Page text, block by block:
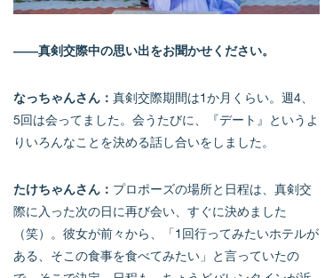
――真剣交際中の思い出をお聞かせください。
なっちゃんさん： 真剣交際期間は1か月くらい。週4、
5回は会ってました。会うたびに、『デート』というよ
りいろんなことを決める話し合いをしました。
たけちゃんさん： プロポーズの場所と日程は、真剣交
際に入った次の日に再び会い、すぐに決めました
（笑）。彼女が前々から、「1回行ってみたいホテルが
ある、そこの食事を食べてみたい」と言っていたの